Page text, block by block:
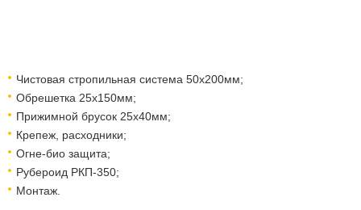
Чистовая стропильная система 50х200мм;
Обрешетка 25х150мм;
Прижимной брусок 25х40мм;
Крепеж, расходники;
Огне-био защита;
Рубероид РКП-350;
Монтаж.